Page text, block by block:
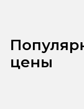
цены